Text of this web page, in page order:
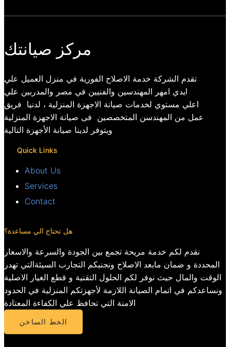
مركز صيانتك
تقدم الشركة خدمة الاصلاح الفورية في منزل العميل علي
ايدي امهر المهندسين والفنيين في مصر والمدربين علي
اعلي مستوي لخدمات صيانة الاجهزة المنزلية ، لدنيا فريق
عمل من المهندسن المتخصصين فى صيانة الاجهزة المنزلية
ويتوفر لدينا صيانة الأجهزة التالية
Quick Links
About Us
Services
Contact
هل تحتاج الي مساعدة؟
نقدم لكم خدمة مريحة تجمع بين الجودة والسرعة والاسعار
المحددة و ضمان مابعد الاصلاح ونجنبكم التجارب السيئةالتي تهدر
الوقت والمال حيث نوفر لكم الحلول التقنية و قطع الغيار الاصلية
ونساعدكم في اتمام الصيانة اللازمة لأجهزتكم المنزلية في الحدود
الامنة التي تحافظ علي الكفاءة المعتادة
الخط الساخن